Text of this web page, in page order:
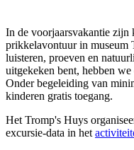
In de voorjaarsvakantie zijn
prikkelavontuur in museum
luisteren, proeven en
uitgekeken bent, hebben
Onder begeleiding van
kinderen gratis toegang.
Het Tromp's Huys
excursie-data in het